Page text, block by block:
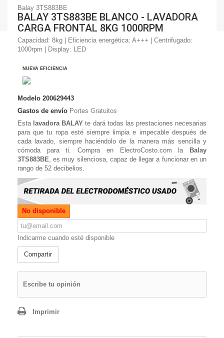
Balay 3TS883BE
BALAY 3TS883BE BLANCO - LAVADORA
CARGA FRONTAL 8KG 1000RPM
Capacidad: 8kg | Eficiencia energética: A+++ | Centrifugado:
1000rpm | Display: LED
NUEVA EFICIENCIA
Modelo 200629443
Gastos de envío Portes Gratuitos
Esta lavadora BALAYte dará todas las prestaciones necesarias
para que tu ropa esté siempre limpia e impecable después de
cada lavado, siempre haciéndolo de la manera más sencilla y
cómoda para ti. Compra en ElectroCosto.com la
Balay
3TS883BE, es muy silenciosa, capaz de llegar a funcionar en un
rango de 52 decibelios.
No disponible
Indicarme cuando esté disponible
Compartir
Escribe tu opinión
Imprimir